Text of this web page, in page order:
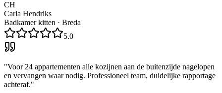
CH
Carla Hendriks
Badkamer kitten · Breda
5.0
"Voor 24 appartementen alle kozijnen aan de buitenzijde nagelopen
en vervangen waar nodig. Professioneel team, duidelijke rapportage
achteraf."